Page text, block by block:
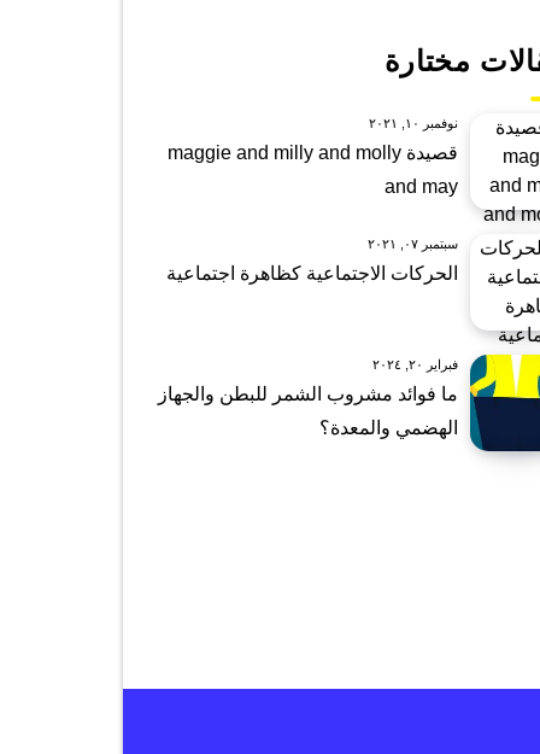
مختارة
نوفمبر ١٠, ٢٠٢١
قصيدة maggie and milly and molly
and may
سبتمبر ٠٧, ٢٠٢١
الحركات الاجتماعية كظاهرة اجتماعية
فبراير ٢٠, ٢٠٢٤
ما فوائد مشروب الشمر للبطن والجهاز
الهضمي والمعدة؟